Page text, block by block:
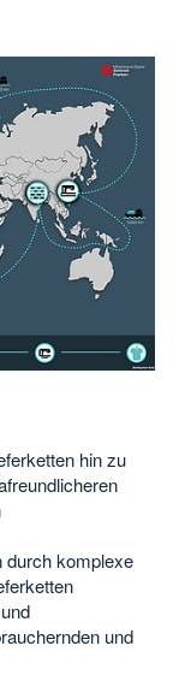
hin zu
durch komplexe
und